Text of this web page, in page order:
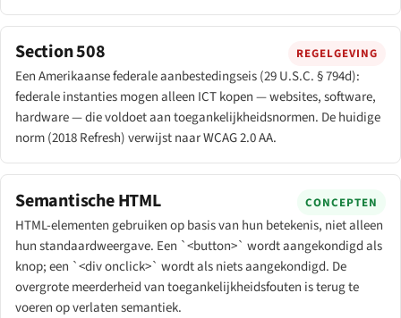
Section 508 REGELGEVING
Een Amerikaanse federale aanbestedingseis (29 U.S.C. § 794d):
federale instanties mogen alleen ICT kopen — websites, software,
hardware — die voldoet aan toegankelijkheidsnormen. De huidige
norm (2018 Refresh) verwijst naar WCAG 2.0 AA.
Semantische HTML CONCEPTEN
HTML-elementen gebruiken op basis van hun betekenis, niet alleen
hun standaardweergave. Een `<button>` wordt aangekondigd als
knop; een `<div onclick>` wordt als niets aangekondigd. De
overgrote meerderheid van toegankelijkheidsfouten is terug te
voeren op verlaten semantiek.